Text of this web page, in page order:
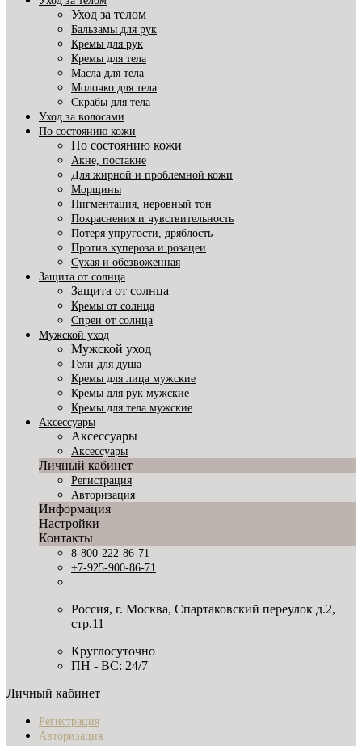
Уход за телом
Бальзамы для рук
Кремы для рук
Кремы для тела
Масла для тела
Молочко для тела
Скрабы для тела
Уход за волосами
По состоянию кожи
По состоянию кожи
Акне, постакне
Для жирной и проблемной кожи
Морщины
Пигментация, неровный тон
Покраснения и чувствительность
Потеря упругости, дряблость
Против купероза и розацеи
Сухая и обезвоженная
Защита от солнца
Защита от солнца
Кремы от солнца
Спреи от солнца
Мужской уход
Мужской уход
Гели для душа
Кремы для лица мужские
Кремы для рук мужские
Кремы для тела мужские
Аксессуары
Аксессуары
Аксессуары
Личный кабинет
Регистрация
Авторизация
Информация
Настройки
Контакты
8-800-222-86-71
+7-925-900-86-71
Россия, г. Москва, Спартаковский переулок д.2,
стр.11
Круглосуточно
ПН - ВС: 24/7
Личный кабинет
Регистрация
Авторизация